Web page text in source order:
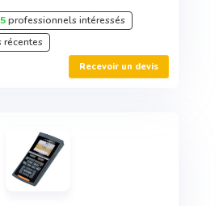
5professionnels intéressés
récentes
Recevoir un devis